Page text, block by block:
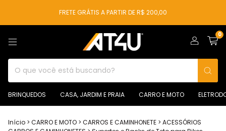
FRETE GRÁTIS A PARTIR DE R$ 200,00
0
BRINQUEDOS CASA, JARDIM E PRAIA CARRO E MOTO
Início > CARRO E MOTO > CARROS E CAMINHONETE > ACESSÓRIOS